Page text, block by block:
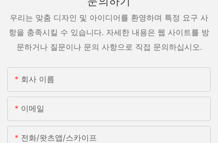
우리는 맞춤 디자인 및 아이디어를 환영하며 특정 요구 사
항을 충족시킬 수 있습니다. 자세한 내용은 웹 사이트를 방
문하거나 질문이나 문의 사항으로 직접 문의하십시오.
회사 이름
이메일
전화/왓츠앱/스카이프